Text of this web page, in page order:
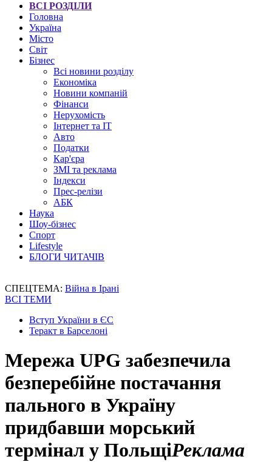
ВСІ РОЗДІЛИ
Головна
Україна
Місто
Світ
Бізнес
Всі новини розділу
Економіка
Новини компаній
Фінанси
Нерухомість
Інтернет та IT
Авто
Податки
Кар'єра
ЗМІ та реклама
Індекси
Прес-релізи
АБК
Наука
Шоу-бізнес
Спорт
Lifestyle
БЛОГИ ЧИТАЧІВ
СПЕЦТЕМА: Війна в Ірані
ВСІ ТЕМИ
Вступ України в ЄС
Теракт в Барселоні
Мережа UPG забезпечила
безперебійне постачання
пального в Україну
придбавши морський
термінал у ПольщіРеклама